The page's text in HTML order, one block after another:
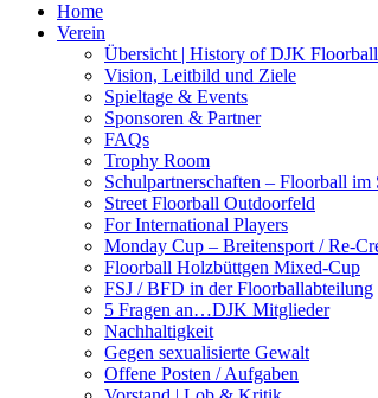
Home
Verein
Übersicht | History of DJK Floorball
Vision, Leitbild und Ziele
Spieltage & Events
Sponsoren & Partner
FAQs
Trophy Room
Schulpartnerschaften – Floorball im
Street Floorball Outdoorfeld
For International Players
Monday Cup – Breitensport / Re-
Floorball Holzbüttgen Mixed-Cup
FSJ / BFD in der Floorballabteilung
5 Fragen an…DJK Mitglieder
Nachhaltigkeit
Gegen sexualisierte Gewalt
Offene Posten / Aufgaben